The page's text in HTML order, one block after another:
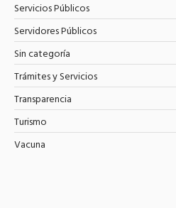
Servicios Públicos
Servidores Públicos
Sin categoría
Trámites y Servicios
Transparencia
Turismo
Vacuna